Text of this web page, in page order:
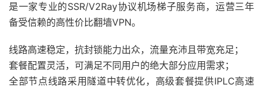
是一家专业的SSR/V2Ray协议机场梯子服务商，运营三年
备受信赖的高性价比翻墙VPN。
线路高速稳定，抗封锁能力出众，流量充沛且带宽充足；
套餐配置灵活，可满足不同用户的绝大部分应用需求；
全部节点线路采用隧道中转优化，高级套餐提供IPLC高速